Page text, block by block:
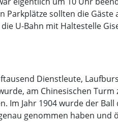
Parkplätze sollten die Gäste
U-Bahn mit Haltestelle
Dienstleute,
am Chinesischen Turm
Im Jahr 1904 wurde der
genommen haben und